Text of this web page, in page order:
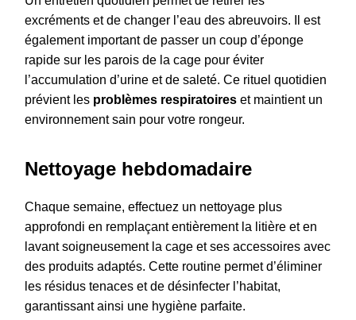
excréments et de changer l’eau des abreuvoirs. Il est
également important de passer un coup d’éponge
rapide sur les parois de la cage pour éviter
l’accumulation d’urine et de saleté. Ce rituel quotidien
prévient les problèmes respiratoires et maintient un
environnement sain pour votre rongeur.
Nettoyage hebdomadaire
Chaque semaine, effectuez un nettoyage plus
approfondi en remplaçant entièrement la litière et en
lavant soigneusement la cage et ses accessoires avec
des produits adaptés. Cette routine permet d’éliminer
les résidus tenaces et de désinfecter l’habitat,
garantissant ainsi une hygiène parfaite.